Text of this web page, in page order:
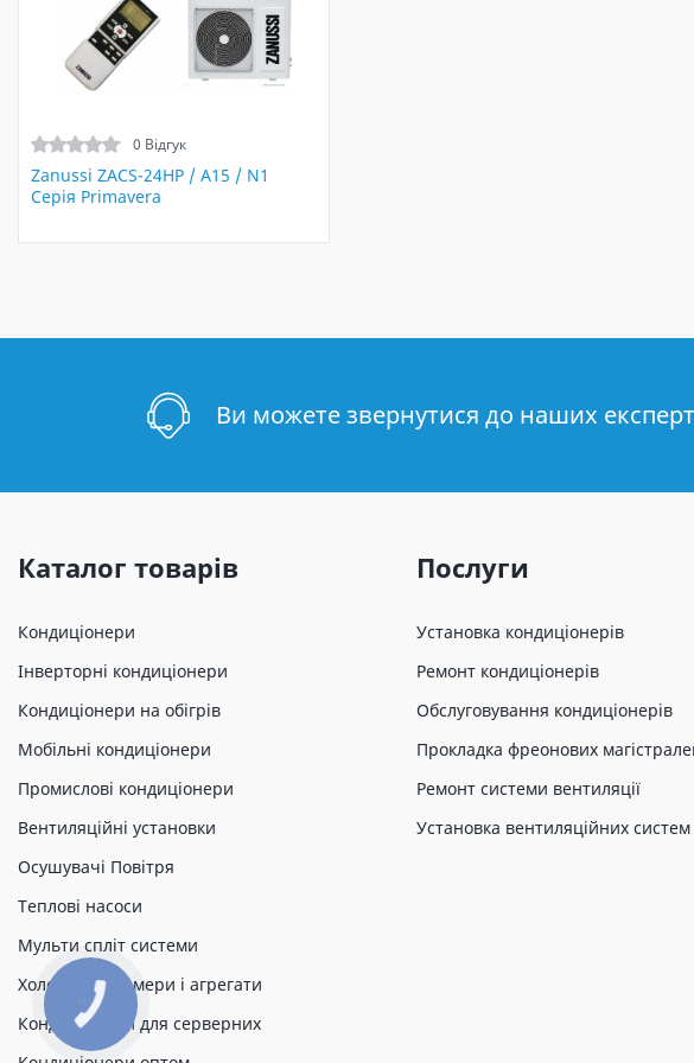
0 Відгук
Zanussi ZACS-24HP / A15 / N1
Серія Primavera
Ви можете звернутися до наших
Каталог товарів
Кондиціонери
Інверторні кондиціонери
Кондиціонери на обігрів
Мобільні кондиціонери
Промислові кондиціонери
Вентиляційні установки
Осушувачі Повітря
Теплові насоси
Мульти спліт системи
Холодильні камери і агрегати
Кондиціонери для серверних
Послуги
Установка кондиціонерів
Ремонт кондиціонерів
Обслуговування кондиціонерів
Прокладка фреонових
Ремонт системи вентиляції
Установка вентиляційних систем
КНОПКА
ЗВ'ЯЗКУ